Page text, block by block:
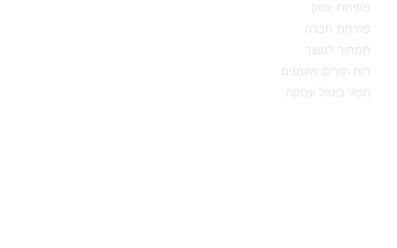
פתיחת עסק
פתיחת חברה
תמחור למוצר
דוח תזרים מזומנים
תנאי ביטול עסקה